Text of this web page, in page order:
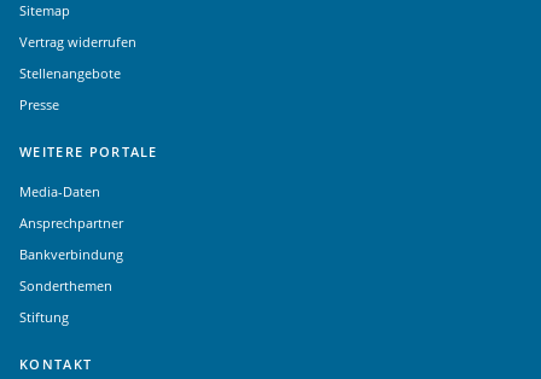
Sitemap
Vertrag widerrufen
Stellenangebote
Presse
WEITERE PORTALE
Media-Daten
Ansprechpartner
Bankverbindung
Sonderthemen
Stiftung
KONTAKT